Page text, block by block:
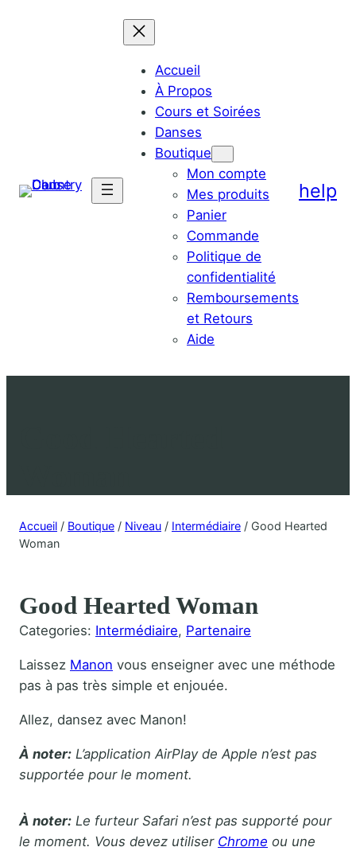
Accueil
À Propos
Cours et Soirées
Danses
Boutique
Mon compte
Mes produits
Panier
Commande
Politique de
confidentialité
Remboursements
et Retours
Aide
help
Accueil / Boutique / Niveau / Intermédiaire / Good Hearted
Woman
Good Hearted Woman
Categories: Intermédiaire, Partenaire
Laissez Manon vous enseigner avec une méthode
pas à pas très simple et enjouée.
Allez, dansez avec Manon!
À noter: L’application AirPlay de Apple n’est pas
supportée pour le moment.
À noter: Le furteur Safari n’est pas supporté pour
le moment. Vous devez utiliser Chrome ou une